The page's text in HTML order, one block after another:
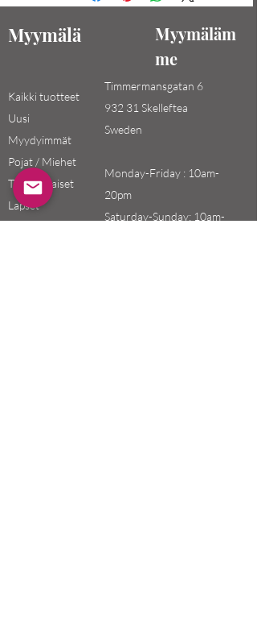
Myymälä
Myymäläm
me
Kaikki tuotteet
Uusi
Myydyimmät
Pojat / Miehet
Tytöt / Naiset
Lapset
Timmermansgatan 6
932 31 Skelleftea
Sweden
Monday-Friday : 10am-
20pm
Saturday-Sunday: 10am-